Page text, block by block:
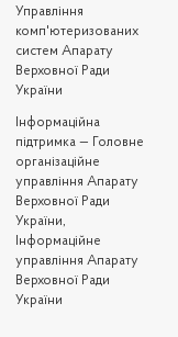
Управління
комп'ютеризованих
систем Апарату
Верховної Ради
України
Iнформаційна
підтримка — Головне
організаційне
управління Апарату
Верховної Ради
України,
Інформаційне
управління Апарату
Верховної Ради
України